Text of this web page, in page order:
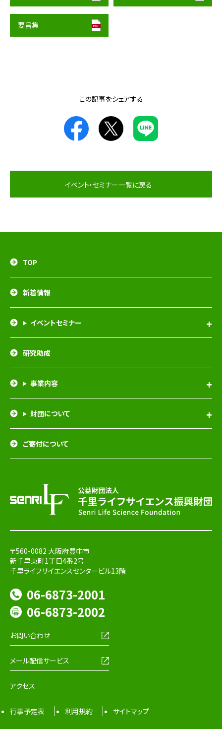
要旨集
この記事をシェアする
イベント・セミナー一覧に戻る
TOP
新着情報
イベントセミナー
研究助成
事業内容
財団について
ご寄付について
〒560-0082 大阪府豊中市
新千里東町1丁目4番2号
千里ライフサイエンスセンタービル13階
06-6873-2001
06-6873-2002
お問い合わせ
メール配信サービス
アクセス
行事予定表 利用規約 サイトマップ